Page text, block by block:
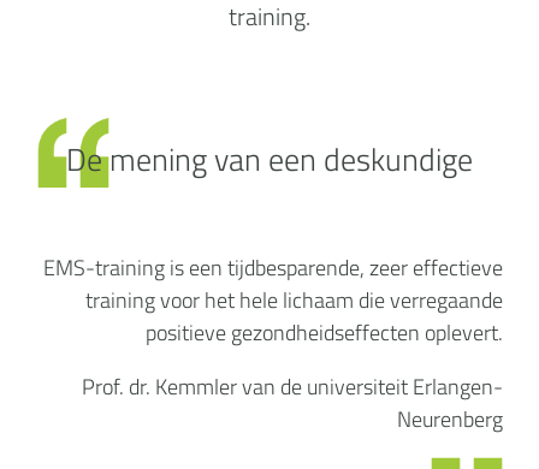
training.
EMS-training is een tijdbesparende, zeer effectieve
training voor het hele lichaam die verregaande
positieve gezondheidseffecten oplevert.
Prof. dr. Kemmler van de universiteit Erlangen-
Neurenberg
De mening van een deskundige